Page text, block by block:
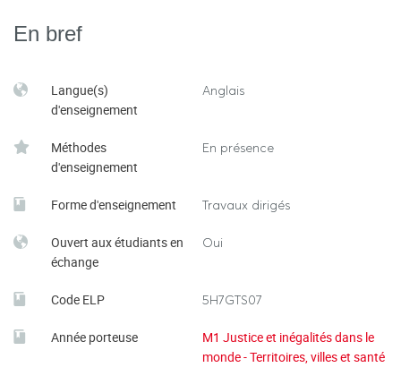
En bref
Langue(s)
d'enseignement
Anglais
Méthodes
d'enseignement
En présence
Forme d'enseignement Travaux dirigés
Ouvert aux étudiants en
échange
Oui
Code ELP 5H7GTS07
Année porteuse
M1 Justice et inégalités dans le
monde - Territoires, villes et santé